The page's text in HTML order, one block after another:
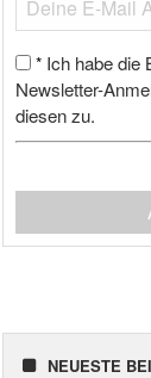
* Ich habe die
Newsletter-
diesen zu.
NEUESTE